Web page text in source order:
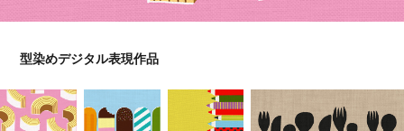
型染めデジタル表現作品